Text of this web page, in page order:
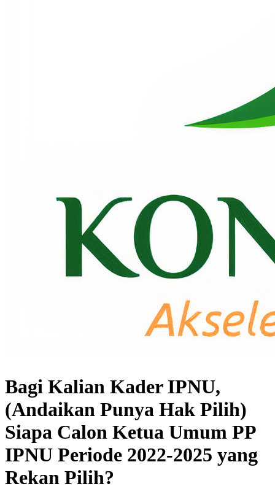
Bagi Kalian Kader IPNU,
(Andaikan Punya Hak Pilih)
Siapa Calon Ketua Umum PP
IPNU Periode 2022-2025 yang
Rekan Pilih?